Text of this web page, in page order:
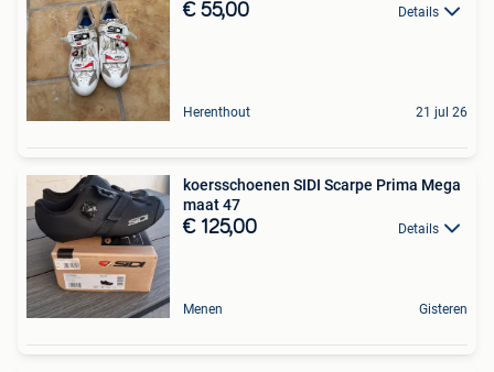
€ 55,00 Details
Herenthout 21 jul 26
koersschoenen SIDI Scarpe Prima Mega
maat 47
€ 125,00 Details
Menen Gisteren